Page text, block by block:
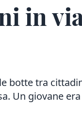
in
botte tra
Un giovane